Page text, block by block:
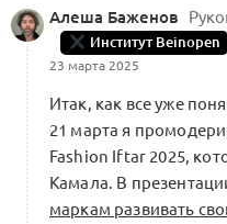
Алеша Баженов
Институт Beinopen
23 марта 2025
Итак, как все уже
21 марта я
Fashion Iftar 2025,
Камала. В
маркам развивать